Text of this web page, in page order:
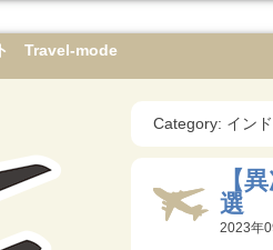
ト Travel-mode
Category: イン
【
選
2023年